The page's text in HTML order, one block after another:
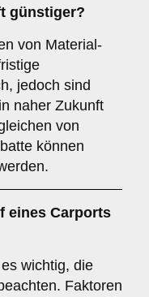
günstiger?
von Material-
jedoch sind
naher Zukunft
von
können
eines Carports
wichtig, die
Faktoren